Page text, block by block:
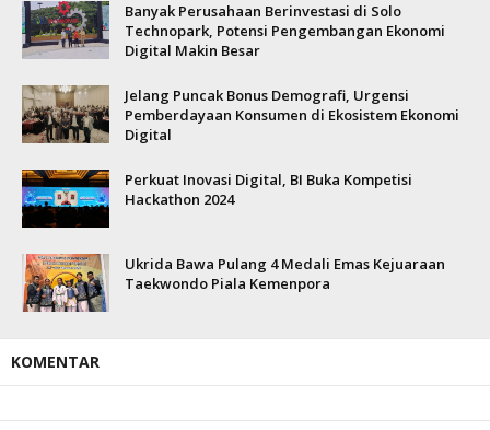
Banyak Perusahaan Berinvestasi di Solo
Technopark, Potensi Pengembangan Ekonomi
Digital Makin Besar
Jelang Puncak Bonus Demografi, Urgensi
Pemberdayaan Konsumen di Ekosistem Ekonomi
Digital
Perkuat Inovasi Digital, BI Buka Kompetisi
Hackathon 2024
Ukrida Bawa Pulang 4 Medali Emas Kejuaraan
Taekwondo Piala Kemenpora
KOMENTAR